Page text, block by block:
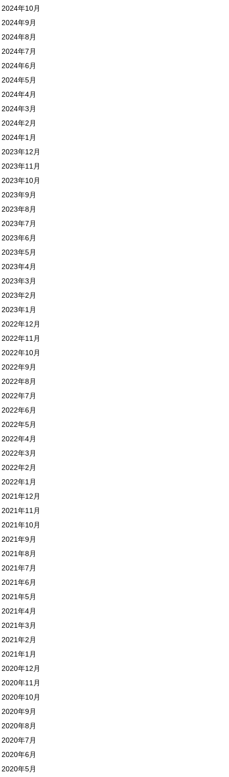
2024年10月
2024年9月
2024年8月
2024年7月
2024年6月
2024年5月
2024年4月
2024年3月
2024年2月
2024年1月
2023年12月
2023年11月
2023年10月
2023年9月
2023年8月
2023年7月
2023年6月
2023年5月
2023年4月
2023年3月
2023年2月
2023年1月
2022年12月
2022年11月
2022年10月
2022年9月
2022年8月
2022年7月
2022年6月
2022年5月
2022年4月
2022年3月
2022年2月
2022年1月
2021年12月
2021年11月
2021年10月
2021年9月
2021年8月
2021年7月
2021年6月
2021年5月
2021年4月
2021年3月
2021年2月
2021年1月
2020年12月
2020年11月
2020年10月
2020年9月
2020年8月
2020年7月
2020年6月
2020年5月